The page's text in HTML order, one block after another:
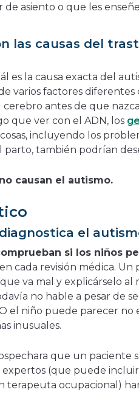
de asiento o que les
las causas del
es la causa exacta del
varios factores diferentes
antes de que
que ver con el ADN, los
incluyendo los
parto, también podrían
no causan el autismo.
el
si los niños
en cada revisión médica.
va mal y explicárselo al
no hable a pesar de
el niño puede parecer no
inusuales.
que un paciente
(que puede
terapeuta ocupacional)